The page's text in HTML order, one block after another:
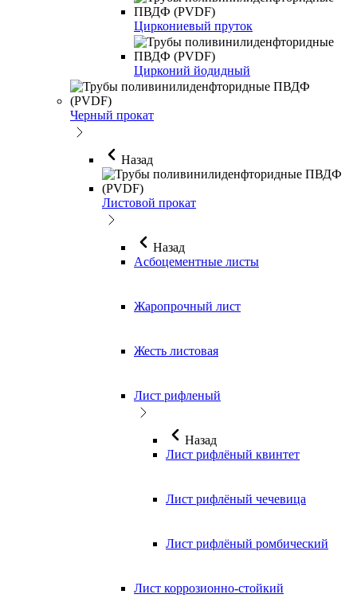
Циркониевый пруток
Цирконий йодидный
Черный прокат
Назад
Листовой прокат
Назад
Асбоцементные листы
Жаропрочный лист
Жесть листовая
Лист рифленый
Назад
Лист рифлёный квинтет
Лист рифлёный чечевица
Лист рифлёный ромбический
Лист коррозионно-стойкий